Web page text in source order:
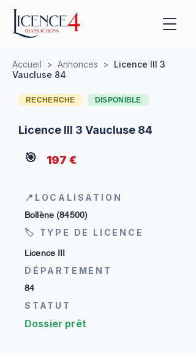
Accueil > Annonces > Licence III 3
Vaucluse 84
RECHERCHE DISPONIBLE
Licence III 3 Vaucluse 84
🎯 197 €
📍LOCALISATION
Bollène (84500)
🏷 TYPE DE LICENCE
Licence III
DÉPARTEMENT
84
STATUT
Dossier prêt